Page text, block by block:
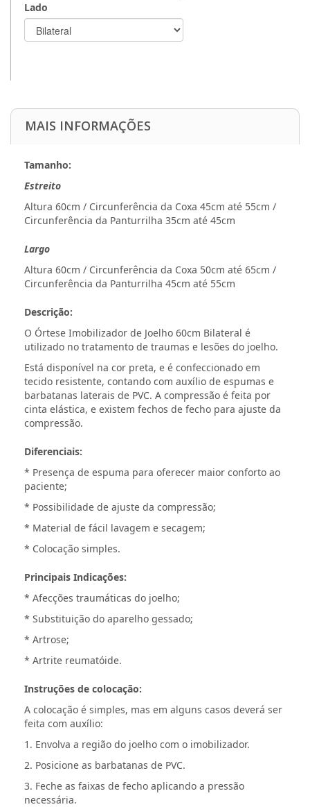
Lado
MAIS INFORMAÇÕES
Tamanho:
Estreito
Altura 60cm / Circunferência da Coxa 45cm até 55cm /
Circunferência da Panturrilha 35cm até 45cm
Largo
Altura 60cm / Circunferência da Coxa 50cm até 65cm /
Circunferência da Panturrilha 45cm até 55cm
Descrição:
O Órtese Imobilizador de Joelho 60cm Bilateral é
utilizado no tratamento de traumas e lesões do joelho.
Está disponível na cor preta, e é confeccionado em
tecido resistente, contando com auxílio de espumas e
barbatanas laterais de PVC. A compressão é feita por
cinta elástica, e existem fechos de fecho para ajuste da
compressão.
Diferenciais:
* Presença de espuma para oferecer maior conforto ao
paciente;
* Possibilidade de ajuste da compressão;
* Material de fácil lavagem e secagem;
* Colocação simples.
Principais Indicações:
* Afecções traumáticas do joelho;
* Substituição do aparelho gessado;
* Artrose;
* Artrite reumatóide.
Instruções de colocação:
A colocação é simples, mas em alguns casos deverá ser
feita com auxílio:
1. Envolva a região do joelho com o imobilizador.
2. Posicione as barbatanas de PVC.
3. Feche as faixas de fecho aplicando a pressão
necessária.